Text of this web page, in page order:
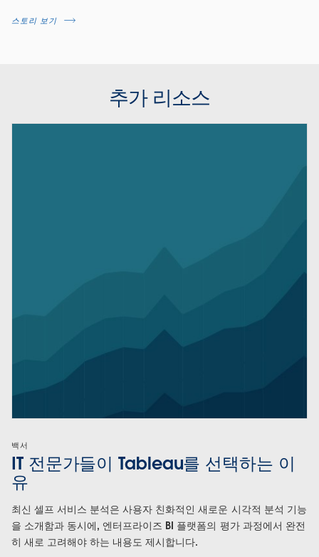
스토리 보기
추가 리소스
백서
IT 전문가들이 Tableau를 선택하는 이
유
최신 셀프 서비스 분석은 사용자 친화적인 새로운 시각적 분석 기능
을 소개함과 동시에, 엔터프라이즈 BI 플랫폼의 평가 과정에서 완전
히 새로 고려해야 하는 내용도 제시합니다.